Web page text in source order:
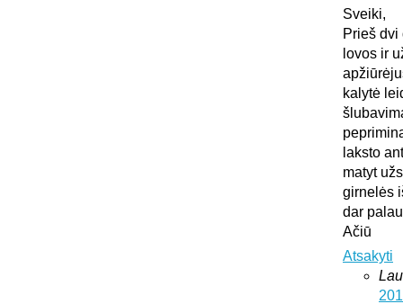
Sveiki,
Prieš
lovos ir
kalytė
laksto
matyt
girnelės
dar
Ačiū
Atsakyti